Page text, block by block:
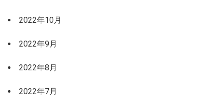
2022年10月
2022年9月
2022年8月
2022年7月